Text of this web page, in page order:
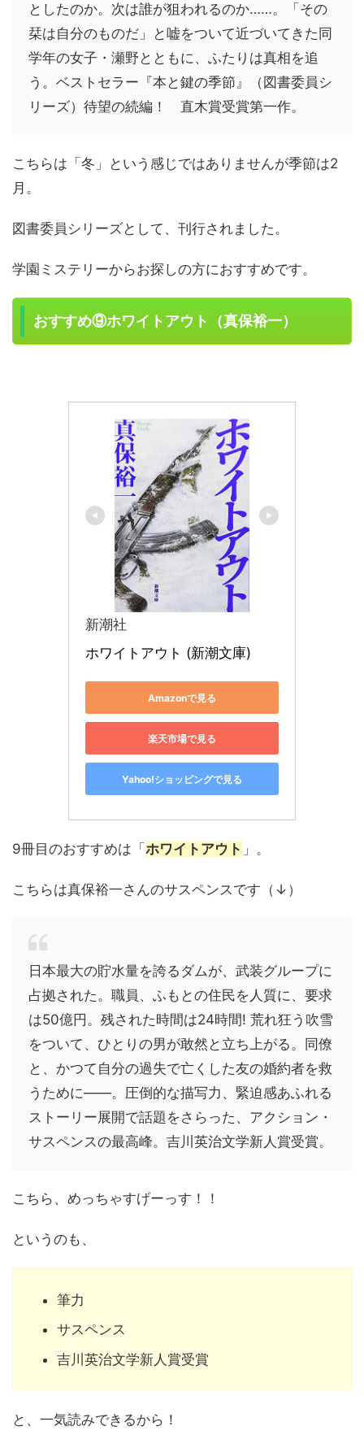
としたのか。次は誰が狙われるのか……。「その
栞は自分のものだ」と嘘をついて近づいてきた同
学年の女子・瀬野とともに、ふたりは真相を追
う。ベストセラー『本と鍵の季節』（図書委員シ
リーズ）待望の続編！ 直木賞受賞第一作。
こちらは「冬」という感じではありませんが季節は2
月。
図書委員シリーズとして、刊行されました。
学園ミステリーからお探しの方におすすめです。
おすすめ⑨ホワイトアウト（真保裕一）
新潮社
ホワイトアウト (新潮文庫)
Amazonで見る
楽天市場で見る
Yahoo!ショッピングで見る
9冊目のおすすめは「 ホワイトアウト 」。
こちらは真保裕一さんのサスペンスです（↓）
日本最大の貯水量を誇るダムが、武装グループに
占拠された。職員、ふもとの住民を人質に、要求
は50億円。残された時間は24時間! 荒れ狂う吹雪
をついて、ひとりの男が敢然と立ち上がる。同僚
と、かつて自分の過失で亡くした友の婚約者を救
うために――。圧倒的な描写力、緊迫感あふれる
ストーリー展開で話題をさらった、アクション・
サスペンスの最高峰。吉川英治文学新人賞受賞。
こちら、めっちゃすげーっす！！
というのも、
筆力
サスペンス
吉川英治文学新人賞受賞
と、一気読みできるから！